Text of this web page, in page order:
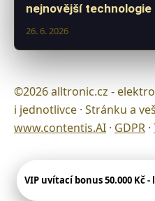
nejnovější technologie
26. 6. 2026
©2026 alltronic.cz -
i jednotlivce · Stránku a
www.contentis.AI · GDPR ·